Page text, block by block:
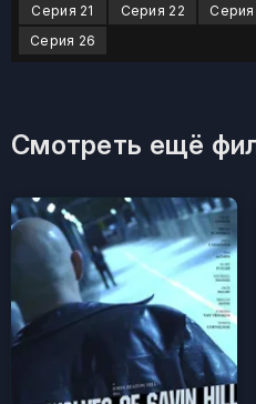
Серия 21 Серия 22 Серия
Серия 26
Смотреть ещё